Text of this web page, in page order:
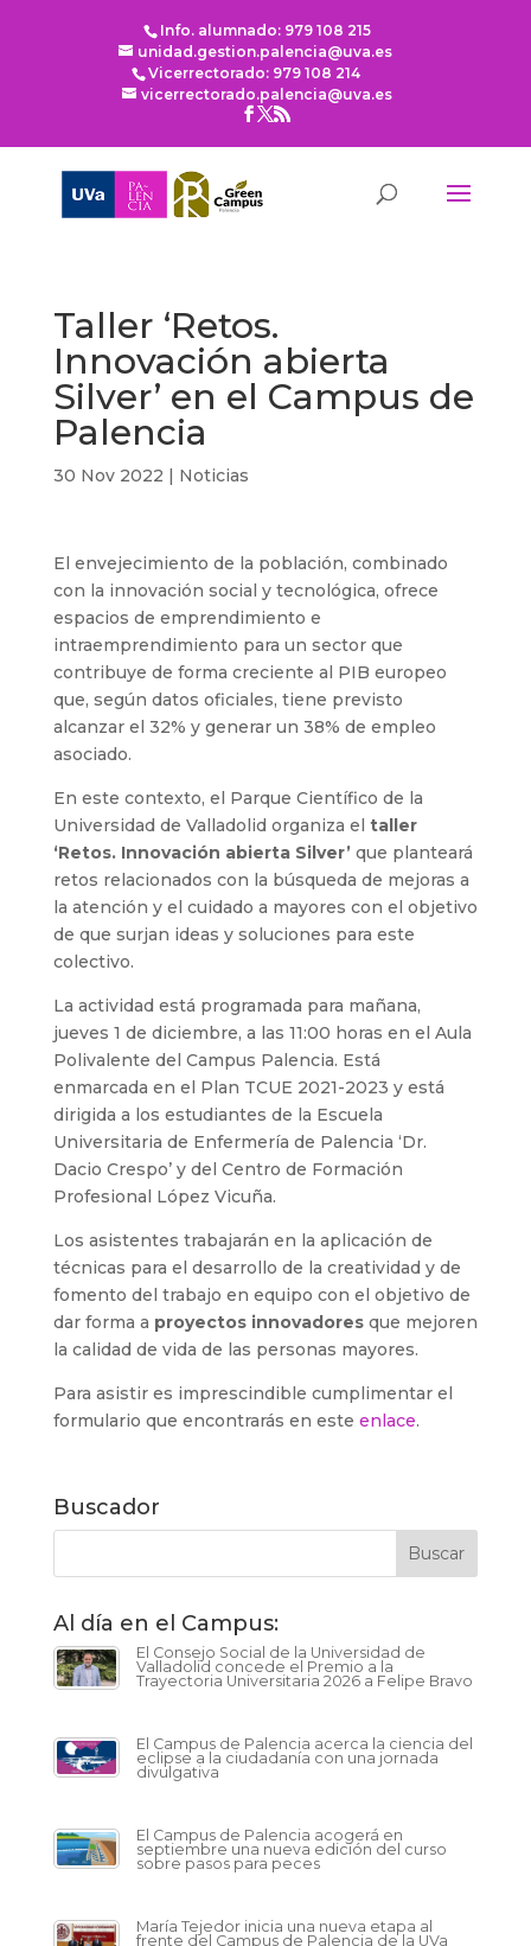
Info. alumnado: 979 108 215
unidad.gestion.palencia@uva.es
Vicerrectorado: 979 108 214
vicerrectorado.palencia@uva.es
Taller ‘Retos.
Innovación abierta
Silver’ en el Campus de
Palencia
30 Nov 2022 | Noticias
El envejecimiento de la población, combinado
con la innovación social y tecnológica, ofrece
espacios de emprendimiento e
intraemprendimiento para un sector que
contribuye de forma creciente al PIB europeo
que, según datos oficiales, tiene previsto
alcanzar el 32% y generar un 38% de empleo
asociado.
En este contexto, el Parque Científico de la
Universidad de Valladolid organiza el taller
‘Retos. Innovación abierta Silver’que planteará
retos relacionados con la búsqueda de mejoras a
la atención y el cuidado a mayores con el objetivo
de que surjan ideas y soluciones para este
colectivo.
La actividad está programada para mañana,
jueves 1 de diciembre, a las 11:00 horas en el Aula
Polivalente del Campus Palencia. Está
enmarcada en el Plan TCUE 2021-2023 y está
dirigida a los estudiantes de la Escuela
Universitaria de Enfermería de Palencia ‘Dr.
Dacio Crespo’ y del Centro de Formación
Profesional López Vicuña.
Los asistentes trabajarán en la aplicación de
técnicas para el desarrollo de la creatividad y de
fomento del trabajo en equipo con el objetivo de
dar forma a proyectos innovadoresque mejoren
la calidad de vida de las personas mayores.
Para asistir es imprescindible cumplimentar el
formulario que encontrarás en este enlace.
Buscador
Al día en el Campus:
El Consejo Social de la Universidad de
Valladolid concede el Premio a la
Trayectoria Universitaria 2026 a Felipe Bravo
El Campus de Palencia acerca la ciencia del
eclipse a la ciudadanía con una jornada
divulgativa
El Campus de Palencia acogerá en
septiembre una nueva edición del curso
sobre pasos para peces
María Tejedor inicia una nueva etapa al
frente del Campus de Palencia de la UVa